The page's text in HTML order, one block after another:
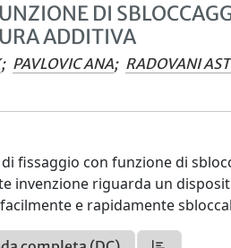
DI
ADDITIVA
; PAVLOVIC ANA; RADOVANI
fissaggio con funzione di
invenzione riguarda un
e rapidamente